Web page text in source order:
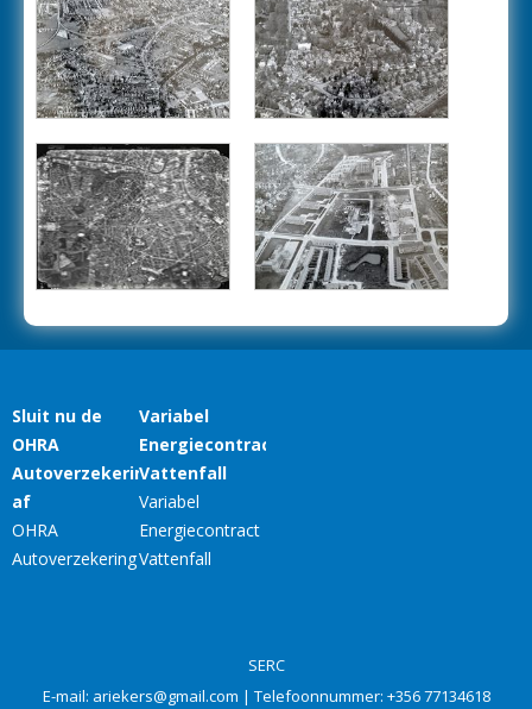
SERC
E-mail: ariekers@gmail.com | Telefoonnummer: +356 77134618